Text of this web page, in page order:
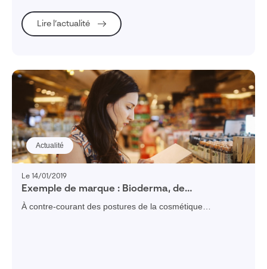
Lire l’actualité
Actualité
Le 14/01/2019
Exemple de marque : Bioderma, de
l’écobiologie à l’écologie
À contre-courant des postures de la cosmétique